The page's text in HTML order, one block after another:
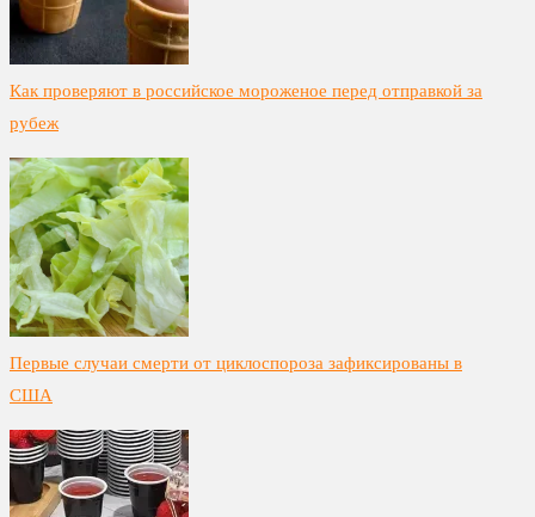
Как проверяют в российское мороженое перед отправкой за
рубеж
Первые случаи смерти от циклоспороза зафиксированы в
США